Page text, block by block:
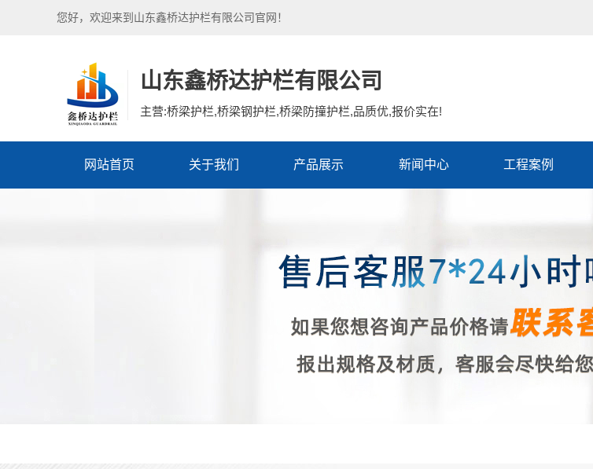
您好，欢迎来到山东鑫桥达护栏有限公司官网！
山东鑫桥达护栏有限公司
主营:桥梁护栏,桥梁钢护栏,桥梁防撞护栏,品质优,报价实在!
网站首页 关于我们 产品展示 新闻中心 工程案例